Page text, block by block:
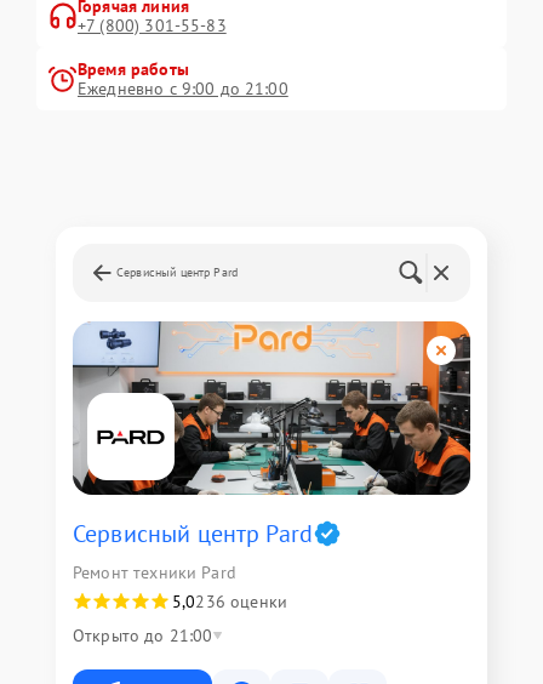
Горячая линия
+7 (800) 301-55-83
Время работы
Ежедневно с 9:00 до 21:00
Сервисный центр Pard
Сервисный центр Pard
Ремонт техники Pard
5,0236 оценки
Открыто до 21:00